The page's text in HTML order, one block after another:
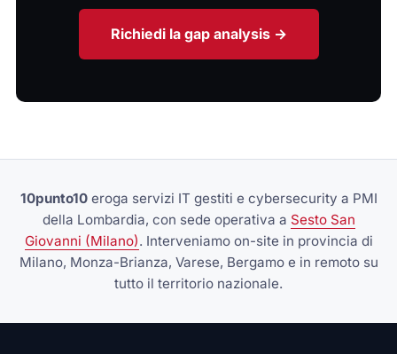
Richiedi la gap analysis →
10punto10eroga servizi IT gestiti e cybersecurity a PMI
della Lombardia, con sede operativa a Sesto San
Giovanni (Milano). Interveniamo on-site in provincia di
Milano, Monza-Brianza, Varese, Bergamo e in remoto su
tutto il territorio nazionale.